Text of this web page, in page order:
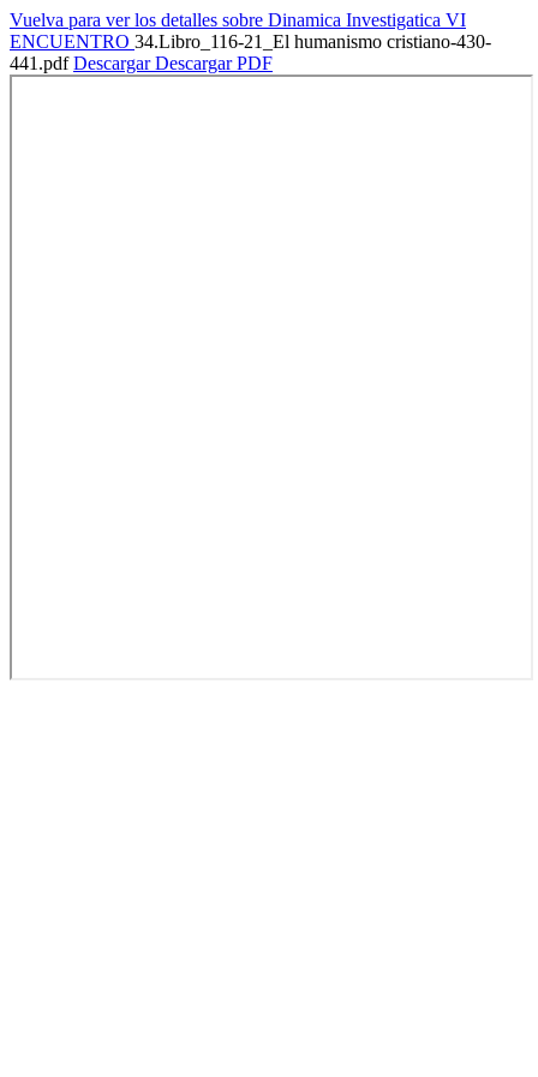
Vuelva para ver los detalles sobre Dinamica Investigatica VI
ENCUENTRO 34.Libro_116-21_El humanismo cristiano-430-
441.pdfDescargarDescargar PDF